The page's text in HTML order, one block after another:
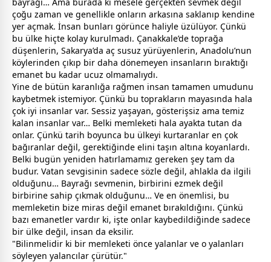
çoğu zaman ve genellikle onların arkasına saklanıp kendine
yer açmak. İnsan bunları görünce haliyle üzülüyor. Çünkü
bu ülke hiçte kolay kurulmadı. Çanakkale’de toprağa
düşenlerin, Sakarya’da aç susuz yürüyenlerin, Anadolu’nun
köylerinden çıkıp bir daha dönemeyen insanların bıraktığı
emanet bu kadar ucuz olmamalıydı.
Yine de bütün karanlığa rağmen insan tamamen umudunu
kaybetmek istemiyor. Çünkü bu toprakların mayasında hala
çok iyi insanlar var. Sessiz yaşayan, gösterişsiz ama temiz
kalan insanlar var… Belki memleketi hala ayakta tutan da
onlar. Çünkü tarih boyunca bu ülkeyi kurtaranlar en çok
bağıranlar değil, gerektiğinde elini taşın altına koyanlardı.
Belki bugün yeniden hatırlamamız gereken şey tam da
budur. Vatan sevgisinin sadece sözle değil, ahlakla da ilgili
olduğunu… Bayrağı sevmenin, birbirini ezmek değil
birbirine sahip çıkmak olduğunu… Ve en önemlisi, bu
memleketin bize miras değil emanet bırakıldığını. Çünkü
bazı emanetler vardır ki, işte onlar kaybedildiğinde sadece
bir ülke değil, insan da eksilir.
"Bilinmelidir ki bir memleketi önce yalanlar ve o yalanları
söyleyen yalancılar çürütür."